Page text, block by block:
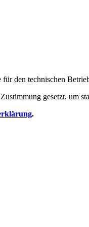
den technischen
gesetzt, um
.